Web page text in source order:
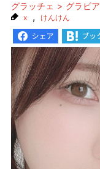
グラッチェ グラビア
x , けんけん